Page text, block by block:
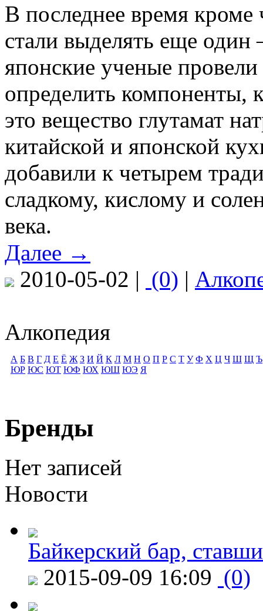
В последнее время
стали выделять еще
японские ученые
определить компоненты,
это вещество глутамат
китайской и японской
добавили к четырем
сладкому, кислому и
века.
Далее →
2010-05-02 | (0) |
Алкопедия
А Б В Г Д Е Ё Ж З И Й К Л М Н О П Р С Т У Ф Х Ц Ч Ш Щ Ъ
ЮР ЮС ЮТ ЮФ ЮХ ЮШ ЮЭ Я
Бренды
Нет записей
Новости
Байкерский бар,
2015-09-09 16:09 (0)